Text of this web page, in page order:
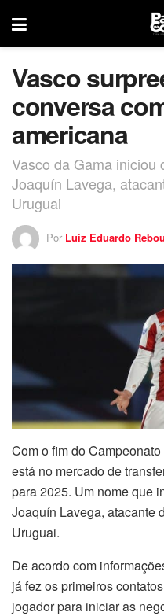
Vasco
conversa
americana
Vasco da Gama iniciou
Joaquín Lavega,
Uruguai
Por Luiz Eduardo
Com o fim do
está no mercado de
para 2025. Um nome que
Joaquín Lavega, atacante
Uruguai.
De acordo com
já fez os primeiros
jogador para iniciar as